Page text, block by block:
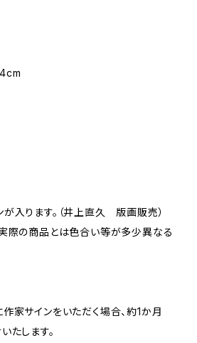
入ります。（井上直久 版画販売）
際の商品とは色合い等が多少異なる
家サインをいただく場合、約1か月
たします。